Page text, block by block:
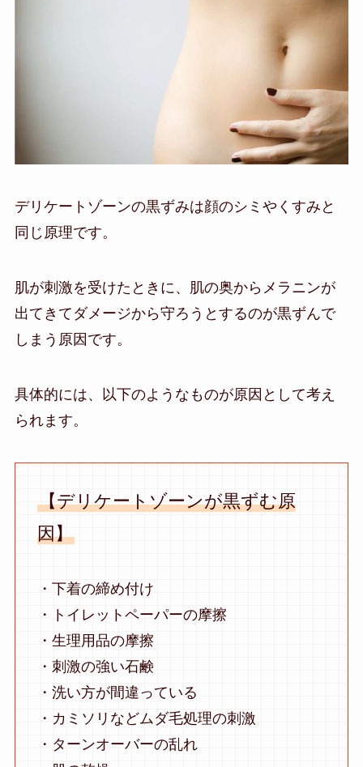
デリケートゾーンの黒ずみは顔のシミやくすみと
同じ原理です。
肌が刺激を受けたときに、肌の奥からメラニンが
出てきてダメージから守ろうとするのが黒ずんで
しまう原因です。
具体的には、以下のようなものが原因として考え
られます。
【デリケートゾーンが黒ずむ原
因】
・下着の締め付け
・トイレットペーパーの摩擦
・生理用品の摩擦
・刺激の強い石鹸
・洗い方が間違っている
・カミソリなどムダ毛処理の刺激
・ターンオーバーの乱れ